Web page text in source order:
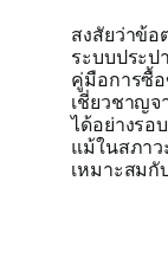
สงสัยว่าข้อ
ระบบประ
คู่มือการซื้อ
เชี่ยวชาญ
ได้อย่างรอ
แม้ในสภาว
เหมาะสม